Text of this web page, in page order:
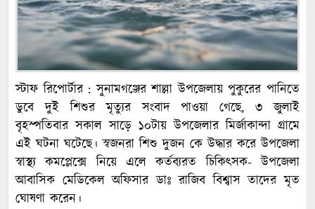
স্টাফ রিপোর্টার : সুনামগঞ্জের শাল্লা উপজেলায় পুকুরের পানিতে
ডুবে দুই শিশুর মৃত্যুর সংবাদ পাওয়া গেছে, ৩ জুলাই
বৃহস্পতিবার সকাল সাড়ে ১০টায় উপজেলার মির্জাকান্দা গ্রামে
এই ঘটনা ঘটেছে। স্বজনরা শিশু দুজন কে উদ্ধার করে উপজেলা
স্বাস্থ্য কমপ্লেক্সে নিয়ে এলে কর্তব্যরত চিকিৎসক- উপজেলা
আবাসিক মেডিকেল অফিসার ডাঃ রাজিব বিশ্বাস তাদের মৃত
ঘোষণা করেন।